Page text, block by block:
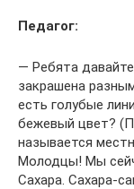
Педагог:
— Ребята
закрашена
есть голубые
бежевый цвет?
называется
Молодцы! Мы
Сахара. Сахара-